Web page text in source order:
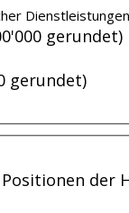
gerundet)
gerundet)
der